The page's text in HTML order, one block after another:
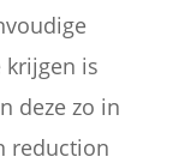
is
deze zo in
reduction